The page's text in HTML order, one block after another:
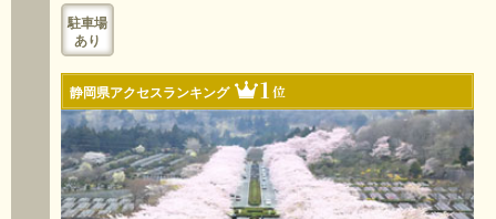
駐車場
あり
静岡県アクセスランキング 1位